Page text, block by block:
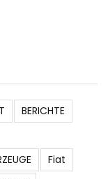
BERICHTE
Fiat